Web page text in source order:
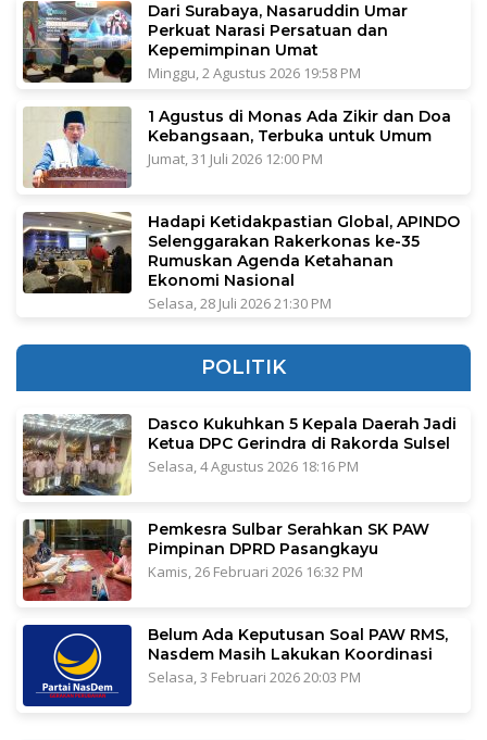
Dari Surabaya, Nasaruddin Umar
Perkuat Narasi Persatuan dan
Kepemimpinan Umat
Minggu, 2 Agustus 2026 19:58 PM
1 Agustus di Monas Ada Zikir dan Doa
Kebangsaan, Terbuka untuk Umum
Jumat, 31 Juli 2026 12:00 PM
Hadapi Ketidakpastian Global, APINDO
Selenggarakan Rakerkonas ke-35
Rumuskan Agenda Ketahanan
Ekonomi Nasional
Selasa, 28 Juli 2026 21:30 PM
POLITIK
Dasco Kukuhkan 5 Kepala Daerah Jadi
Ketua DPC Gerindra di Rakorda Sulsel
Selasa, 4 Agustus 2026 18:16 PM
Pemkesra Sulbar Serahkan SK PAW
Pimpinan DPRD Pasangkayu
Kamis, 26 Februari 2026 16:32 PM
Belum Ada Keputusan Soal PAW RMS,
Nasdem Masih Lakukan Koordinasi
Selasa, 3 Februari 2026 20:03 PM